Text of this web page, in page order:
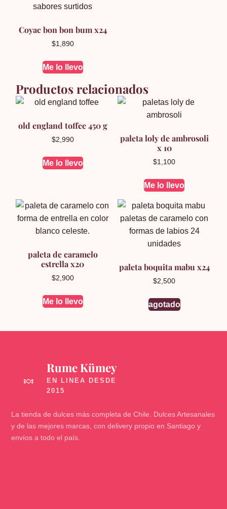
Coyac bon bon bum x24
$1,890
Me lo llevo
Productos relacionados
old england toffee 450 g
$2,990
Me lo llevo
paleta loly de ambrosoli
x 10
$1,100
Me lo llevo
paleta de caramelo
estrella x20
$2,900
Me lo llevo
paleta boquita mabu x24
$2,500
agotado
🍬
Rume Kümey
La tienda de dulces más completa de Chile. Dulces Artesanales
y de las mejores marcas, con delivery propio en Santiago y
envíos a todo el país.